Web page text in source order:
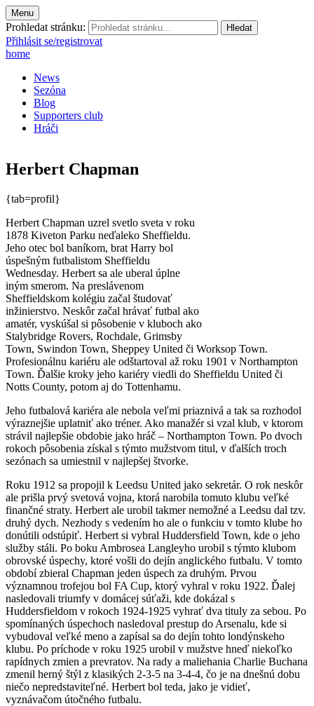
Menu
Prohledat stránku:
Přihlásit se/registrovat
home
News
Sezóna
Blog
Supporters club
Hráči
Herbert Chapman
{tab=profil}
Herbert Chapman uzrel svetlo sveta v roku
1878 Kiveton Parku neďaleko Sheffieldu.
Jeho otec bol baníkom, brat Harry bol
úspešným futbalistom Sheffieldu
Wednesday. Herbert sa ale uberal úplne
iným smerom. Na preslávenom
Sheffieldskom kolégiu začal študovať
inžinierstvo. Neskôr začal hrávať futbal ako
amatér, vyskúšal si pôsobenie v kluboch ako
Stalybridge Rovers, Rochdale, Grimsby
Town, Swindon Town, Sheppey United či Worksop Town.
Profesionálnu kariéru ale odštartoval až roku 1901 v Northampton
Town. Ďalšie kroky jeho kariéry viedli do Sheffieldu United či
Notts County, potom aj do Tottenhamu.
Jeho futbalová kariéra ale nebola veľmi priaznivá a tak sa rozhodol
výraznejšie uplatniť ako tréner. Ako manažér si vzal klub, v ktorom
strávil najlepšie obdobie jako hráč – Northampton Town. Po dvoch
rokoch pôsobenia získal s týmto mužstvom titul, v ďalších troch
sezónach sa umiestnil v najlepšej štvorke.
Roku 1912 sa propojil k Leedsu United jako sekretár. O rok neskôr
ale prišla prvý svetová vojna, ktorá narobila tomuto klubu veľké
finančné straty. Herbert ale urobil takmer nemožné a Leedsu dal tzv.
druhý dych. Nezhody s vedením ho ale o funkciu v tomto klube ho
donútili odstúpiť. Herbert si vybral Huddersfield Town, kde o jeho
služby stáli. Po boku Ambrosea Langleyho urobil s týmto klubom
obrovské úspechy, ktoré vošli do dejín anglického futbalu. V tomto
období zbieral Chapman jeden úspech za druhým. Prvou
významnou trofejou bol FA Cup, ktorý vyhral v roku 1922. Ďalej
nasledovali triumfy v domácej súťaži, kde dokázal s
Huddersfieldom v rokoch 1924-1925 vyhrať dva tituly za sebou. Po
spomínaných úspechoch nasledoval prestup do Arsenalu, kde si
vybudoval veľké meno a zapísal sa do dejín tohto londýnskeho
klubu. Po príchode v roku 1925 urobil v mužstve hneď niekoľko
rapídnych zmien a prevratov. Na rady a maliehania Charlie Buchana
zmenil herný štýl z klasikých 2-3-5 na 3-4-4, čo je na dnešnú dobu
niečo nepredstaviteľné. Herbert bol teda, jako je vidieť,
vyznávačom útočného futbalu.